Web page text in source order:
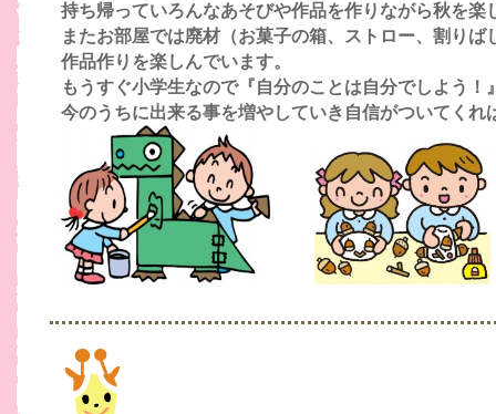
持ち帰っていろんなあそびや作品を作りながら秋を楽
またお部屋では廃材（お菓子の箱、ストロー、割りば
作品作りを楽しんでいます。
もうすぐ小学生なので『自分のことは自分でしよう！
今のうちに出来る事を増やしていき自信がついてくれ